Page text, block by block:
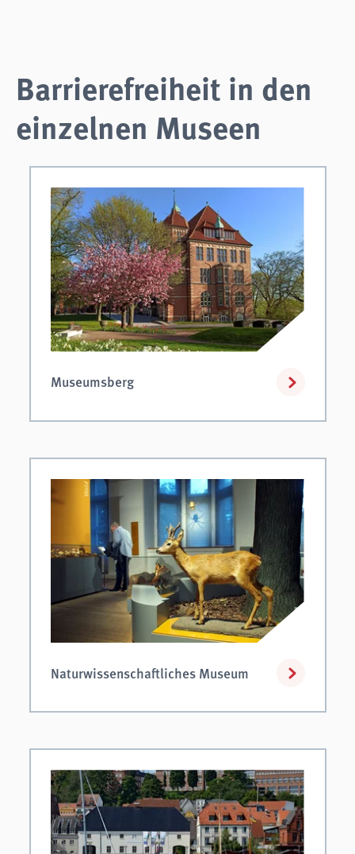
Barrierefreiheit in den
einzelnen Museen
Museumsberg
Naturwissenschaftliches Museum